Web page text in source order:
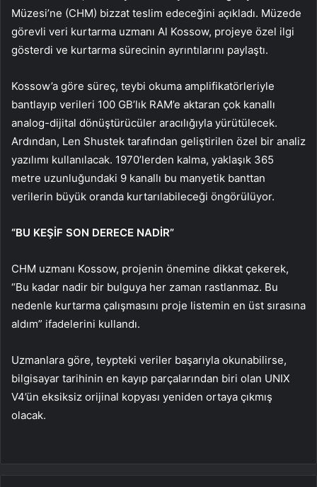
Müzesi’ne (CHM) bizzat teslim edeceğini açıkladı. Müzede
görevli veri kurtarma uzmanı Al Kossow, projeye özel ilgi
gösterdi ve kurtarma sürecinin ayrıntılarını paylaştı.
Kossow’a göre süreç, teybi okuma amplifikatörleriyle
bantlayıp verileri 100 GB’lık RAM’e aktaran çok kanallı
analog-dijital dönüştürücüler aracılığıyla yürütülecek.
Ardından, Len Shustek tarafından geliştirilen özel bir analiz
yazılımı kullanılacak. 1970’lerden kalma, yaklaşık 365
metre uzunluğundaki 9 kanallı bu manyetik banttan
verilerin büyük oranda kurtarılabileceği öngörülüyor.
“BU KEŞİF SON DERECE NADİR”
CHM uzmanı Kossow, projenin önemine dikkat çekerek,
“Bu kadar nadir bir bulguya her zaman rastlanmaz. Bu
nedenle kurtarma çalışmasını proje listemin en üst sırasına
aldım” ifadelerini kullandı.
Uzmanlara göre, teypteki veriler başarıyla okunabilirse,
bilgisayar tarihinin en kayıp parçalarından biri olan UNIX
V4’ün eksiksiz orijinal kopyası yeniden ortaya çıkmış
olacak.